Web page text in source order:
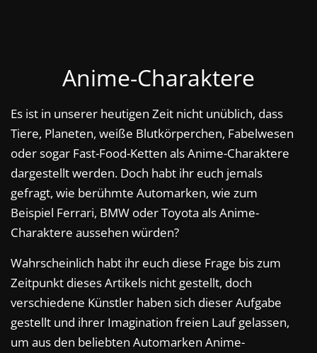
Anime-Charaktere
Es ist in unserer heutigen Zeit nicht unüblich, dass
Tiere, Planeten, weiße Blutkörperchen, Fabelwesen
oder sogar Fast-Food-Ketten als Anime-Charaktere
dargestellt werden. Doch habt ihr euch jemals
gefragt, wie berühmte Automarken, wie zum
Beispiel Ferrari, BMW oder Toyota als Anime-
Charaktere aussehen würden?
Wahrscheinlich habt ihr euch diese Frage bis zum
Zeitpunkt dieses Artikels nicht gestellt, doch
verschiedene Künstler haben sich dieser Aufgabe
gestellt und ihrer Imagination freien Lauf gelassen,
um aus den beliebten Automarken Anime-